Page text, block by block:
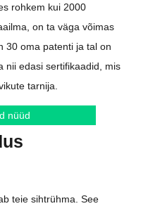
rohkem kui 2000
on ta väga võimas
30 oma patenti ja tal on
nii edasi sertifikaadid, mis
tarnija.
nüüd
teie sihtrühma. See